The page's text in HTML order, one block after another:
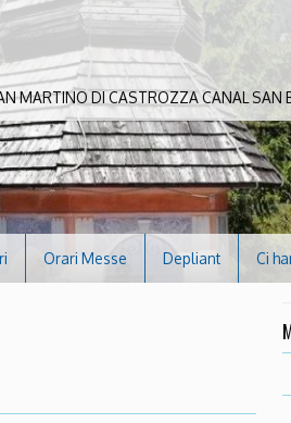
MARTINO DI CASTROZZA CANAL SAN
Orari Messe Depliant Ci